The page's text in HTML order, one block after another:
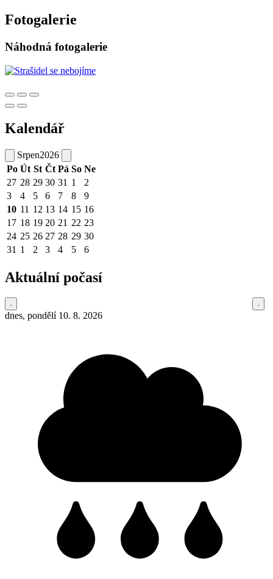
Fotogalerie
Náhodná fotogalerie
Kalendář
Srpen2026
Po Út St Čt Pá So Ne
27 28 29 30 31 1
2
3
4 5 6 7 8
9
10 11 12 13 14 15 16
17 18 19 20 21 22 23
24 25 26 27 28 29 30
31 1 2 3 4 5 6
Aktuální počasí
dnes, pondělí 10. 8. 2026